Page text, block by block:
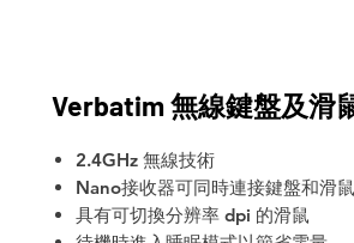
Verbatim 無線鍵盤及滑
2.4GHz 無線技術
Nano接收器可同時連接鍵盤和滑鼠
具有可切換分辨率 dpi 的滑鼠